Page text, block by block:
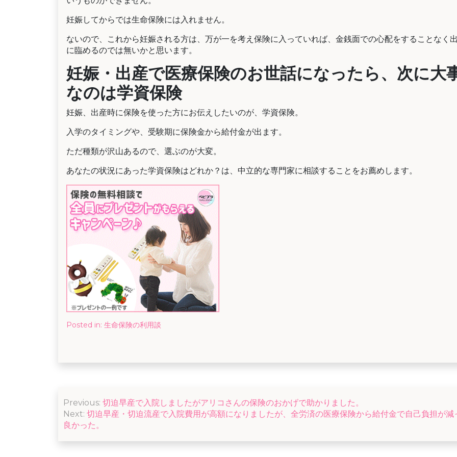
妊娠してからでは生命保険には入れません。
ないので、これから妊娠される方は、万が一を考え保険に入っていれば、金銭面での心配をすることなく
に臨めるのでは無いかと思います。
妊娠・出産で医療保険のお世話になったら、次に大
なのは学資保険
妊娠、出産時に保険を使った方にお伝えしたいのが、学資保険。
入学のタイミングや、受験期に保険金から給付金が出ます。
ただ種類が沢山あるので、選ぶのが大変。
あなたの状況にあった学資保険はどれか？は、中立的な専門家に相談することをお薦めします。
Posted in: 生命保険の利用談
投
稿
ナ
Previous: 切迫早産で入院しましたがアリコさんの保険のおかげで助かりました。
Next: 切迫早産・切迫流産で入院費用が高額になりましたが、全労済の医療保険から給付金で自己負担が減
良かった。